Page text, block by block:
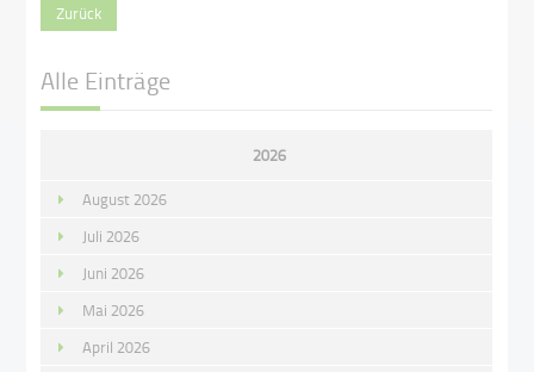
Zurück
Alle Einträge
2026
August 2026
Juli 2026
Juni 2026
Mai 2026
April 2026